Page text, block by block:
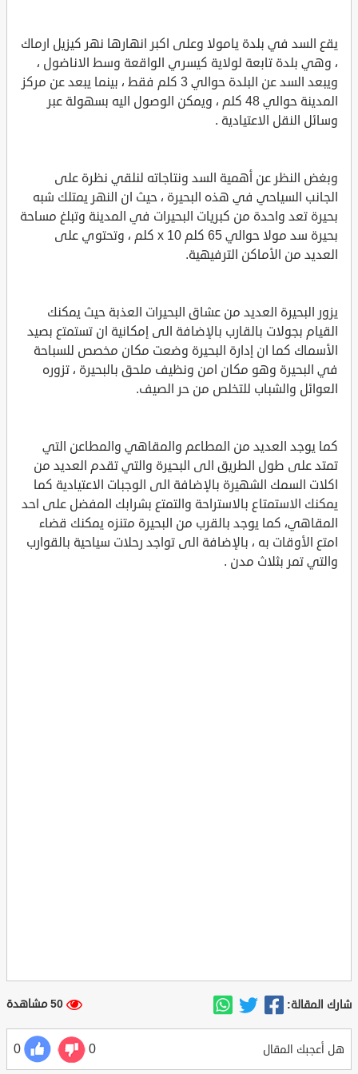
يقع السد في بلدة يامولا وعلى اكبر انهارها نهر كيزيل ارماك
، وهي بلدة تابعة لولاية كيسري الواقعة وسط الاناضول ،
ويبعد السد عن البلدة حوالي 3 كلم فقط ، بينما يبعد عن مركز
المدينة حوالي 48 كلم ، ويمكن الوصول اليه بسهولة عبر
وسائل النقل الاعتيادية .
وبغض النظر عن أهمية السد ونتاجاته لنلقي نظرة على
الجانب السياحي في هذه البحيرة ، حيث ان النهر يمتلك شبه
بحيرة تعد واحدة من كبريات البحيرات في المدينة وتبلغ مساحة
بحيرة سد مولا حوالي 65 كلم x 10 كلم ، وتحتوي على
العديد من الأماكن الترفيهية.
يزور البحيرة العديد من عشاق البحيرات العذبة حيث يمكنك
القيام بجولات بالقارب بالإضافة الى إمكانية ان تستمتع بصيد
الأسماك كما ان إدارة البحيرة وضعت مكان مخصص للسباحة
في البحيرة وهو مكان امن ونظيف ملحق بالبحيرة ، تزوره
العوائل والشباب للتخلص من حر الصيف.
كما يوجد العديد من المطاعم والمقاهي والمطاعن التي
تمتد على طول الطريق الى البحيرة والتي تقدم العديد من
اكلات السمك الشهيرة بالإضافة الى الوجبات الاعتيادية كما
يمكنك الاستمتاع بالاستراحة والتمتع بشرابك المفضل على احد
المقاهي، كما يوجد بالقرب من البحيرة متنزه يمكنك قضاء
امتع الأوقات به ، بالإضافة الى تواجد رحلات سياحية بالقوارب
والتي تمر بثلاث مدن .
شارك المقالة: 50 مشاهدة
هل أعجبك المقال 0
0